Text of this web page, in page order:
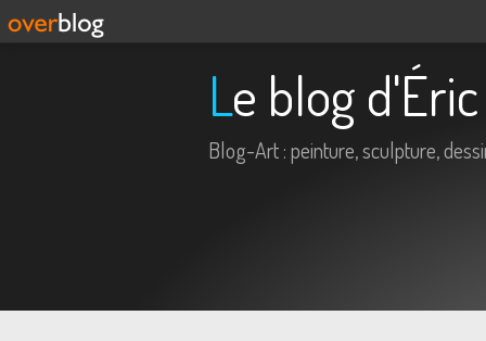
Le blog
Blog-Art : peinture, sculpture,